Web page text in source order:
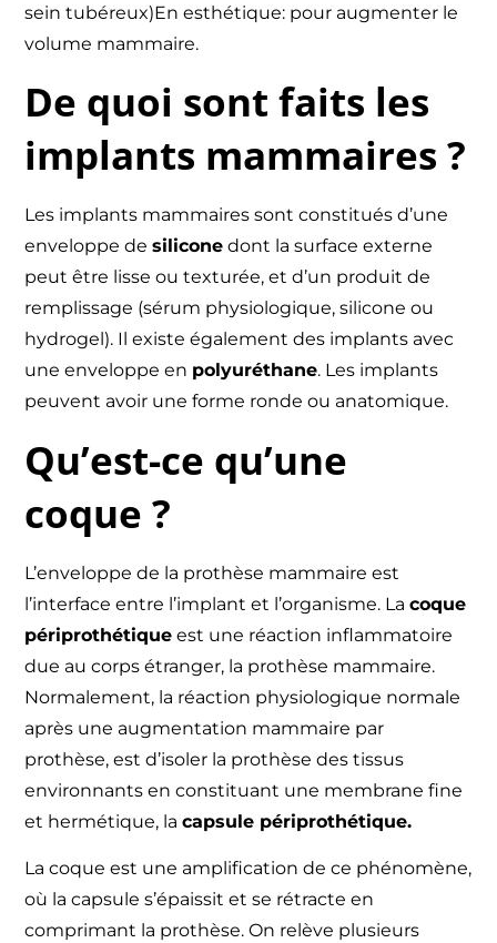
sein tubéreux)En esthétique: pour augmenter le
volume mammaire.
De quoi sont faits les
implants mammaires ?
Les implants mammaires sont constitués d’une
enveloppe desilicone dont la surface externe
peut être lisse ou texturée, et d’un produit de
remplissage (sérum physiologique, silicone ou
hydrogel). Il existe également des implants avec
une enveloppe en polyuréthane. Les implants
peuvent avoir une forme ronde ou anatomique.
Qu’est-ce qu’une
coque ?
L’enveloppe de la prothèse mammaire est
l’interface entre l’implant et l’organisme. Lacoque
périprothétique est une réaction inflammatoire
due au corps étranger, la prothèse mammaire.
Normalement, la réaction physiologique normale
après une augmentation mammaire par
prothèse, est d’isoler la prothèse des tissus
environnants en constituant une membrane fine
et hermétique, lacapsule périprothétique.
La coque est une amplification de ce phénomène,
où la capsule s’épaissit et se rétracte en
comprimant la prothèse. On relève plusieurs